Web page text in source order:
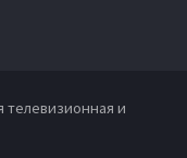
телевизионная и